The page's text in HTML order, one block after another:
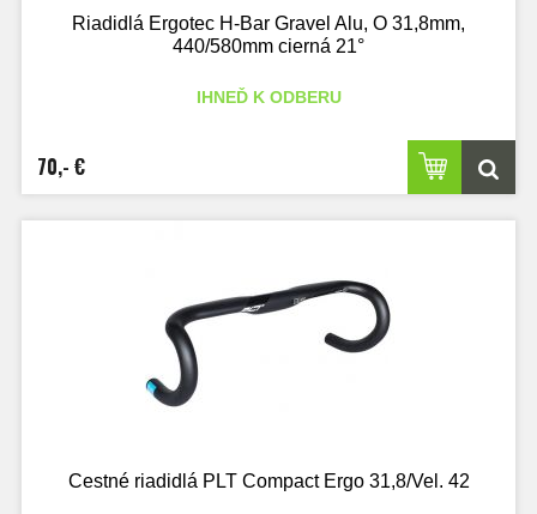
Riadidlá Ergotec H-Bar Gravel Alu, O 31,8mm,
440/580mm cierná 21°
IHNEĎ K ODBERU
70,- €
Cestné riadidlá PLT Compact Ergo 31,8/Vel. 42